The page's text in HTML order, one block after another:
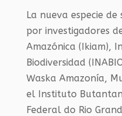
La nueva especie
por investigadores
Amazónica (Ikiam),
Biodiversidad
Waska Amazonía,
el Instituto
Federal do Rio